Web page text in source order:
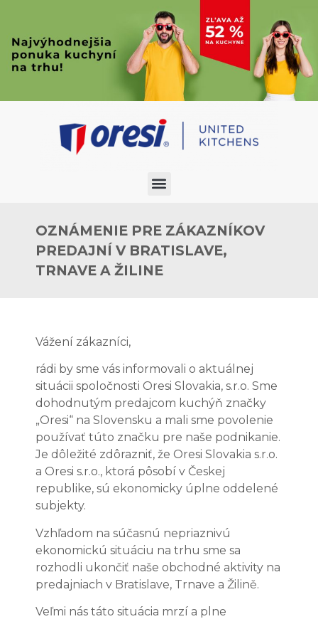
OZNÁMENIE PRE ZÁKAZNÍKOV
PREDAJNÍ V BRATISLAVE,
TRNAVE A ŽILINE
Vážení zákazníci,
rádi by sme vás informovali o aktuálnej
situácii spoločnosti Oresi Slovakia, s.r.o. Sme
dohodnutým predajcom kuchýň značky
„Oresi“ na Slovensku a mali sme povolenie
používať túto značku pre naše podnikanie.
Je dôležité zdôrazniť, že Oresi Slovakia s.r.o.
a Oresi s.r.o., ktorá pôsobí v Českej
republike, sú ekonomicky úplne oddelené
subjekty.
Vzhľadom na súčasnú nepriaznivú
ekonomickú situáciu na trhu sme sa
rozhodli ukončiť naše obchodné aktivity na
predajniach v Bratislave, Trnave a Žilině.
Veľmi nás táto situácia mrzí a plne